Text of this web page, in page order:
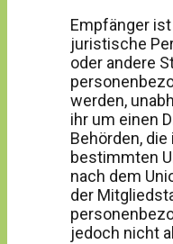
Empfänger
juristische
oder andere
werden,
ihr um einen
Behörden,
bestimmten
nach dem
der
jedoch nicht